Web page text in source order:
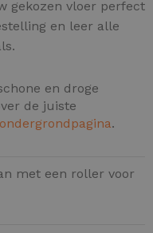
gekozen vloer perfect
en leer alle
en droge
de juiste
ondergrondpagina.
met een roller voor